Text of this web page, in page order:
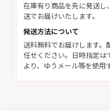
在庫有り商品を先に発送
送でお届けいたします。
発送方法について
送料無料でお届けします
任せください。日時指定
より、ゆうメール等を使用